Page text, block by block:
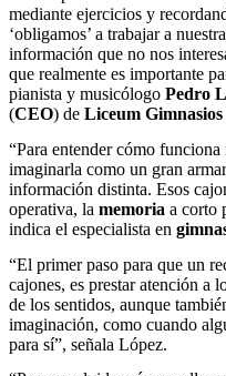
mediante ejercicios y
‘obligamos’ a trabajar a
información que no nos
que realmente es importante
pianista y musicólogo Pedro
(CEO) de Liceum
“Para entender cómo funciona
imaginarla como un gran
información distinta. Esos
operativa, la memoria a corto
indica el especialista en
“El primer paso para que un
cajones, es prestar atención a
de los sentidos, aunque
imaginación, como cuando
para sí”, señala López.